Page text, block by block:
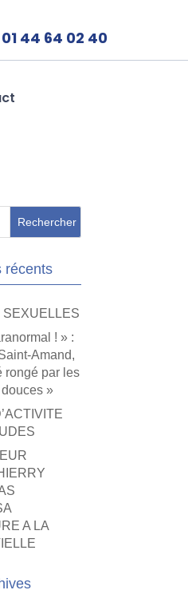
44 64 02 40
récents
! » :
Amand,
rongé par les
»
A LA